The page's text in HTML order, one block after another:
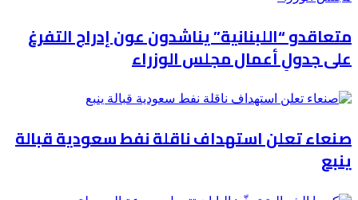
متعاقدو “اللبنانية” يناشدون عون إدراج التفرغ
على جدولِ أعمال مجلس الوزراء
صنعاء تعلن استهداف ناقلة نفط سعودية قبالة
ينبع